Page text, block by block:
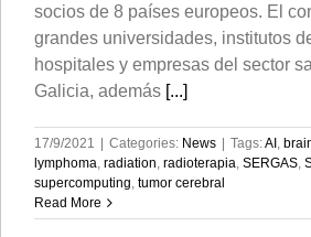
socios de 8 países europeos. El
grandes universidades, institutos
hospitales y empresas del sector
Galicia, además [...]
17/9/2021 | Categories: News | Tags:AI
lymphoma radiation radioterapia SERGAS
supercomputing tumor cerebral
Read More